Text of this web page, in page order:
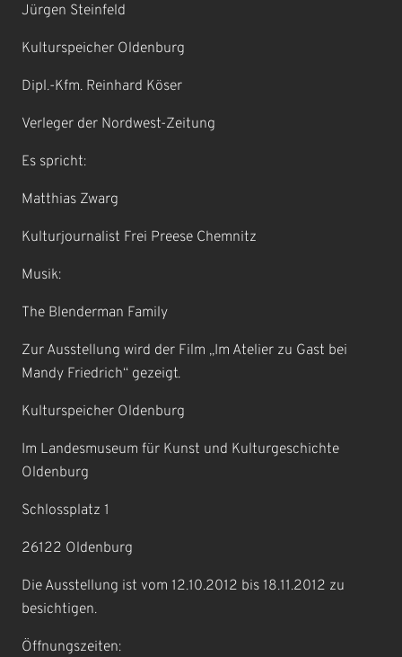
Jürgen Steinfeld
Kulturspeicher Oldenburg
Dipl.-Kfm. Reinhard Köser
Verleger der Nordwest-Zeitung
Es spricht:
Matthias Zwarg
Kulturjournalist Frei Preese Chemnitz
Musik:
The Blenderman Family
Zur Ausstellung wird der Film „Im Atelier zu Gast bei
Mandy Friedrich“ gezeigt.
Kulturspeicher Oldenburg
Im Landesmuseum für Kunst und Kulturgeschichte
Oldenburg
Schlossplatz 1
26122 Oldenburg
Die Ausstellung ist vom 12.10.2012 bis 18.11.2012 zu
besichtigen.
Öffnungszeiten: